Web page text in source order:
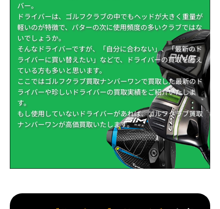
バー。
ドライバーは、ゴルフクラブの中でもヘッドが大きく重量が
軽いのが特徴で、パターの次に使用頻度の多いクラブではな
いでしょうか。
そんなドライバーですが、「自分に合わない」、「最新のド
ライバーに買い替えたい」などで、ドライバーの買取を考え
ている方も多いと思います。
ここではゴルフクラブ買取ナンバーワンで買取した最新のド
ライバーや珍しいドライバーの買取実績をご紹介いたしま
す。
もし使用していないドライバーがあれば、ゴルフクラブ買取
ナンバーワンが高価買取いたします。